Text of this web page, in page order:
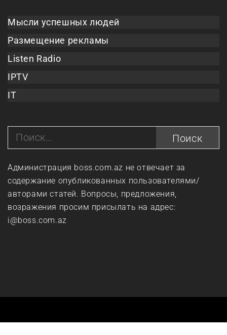
Мысли успешных людей
Размещение рекламы
Listen Radio
IPTV
IT
Найти:
Администрация boss.com.az не отвечает за
содержание опубликованных пользователями/
авторами статей. Вопросы, предложения,
возражения просим присылать на адрес:
i@boss.com.az